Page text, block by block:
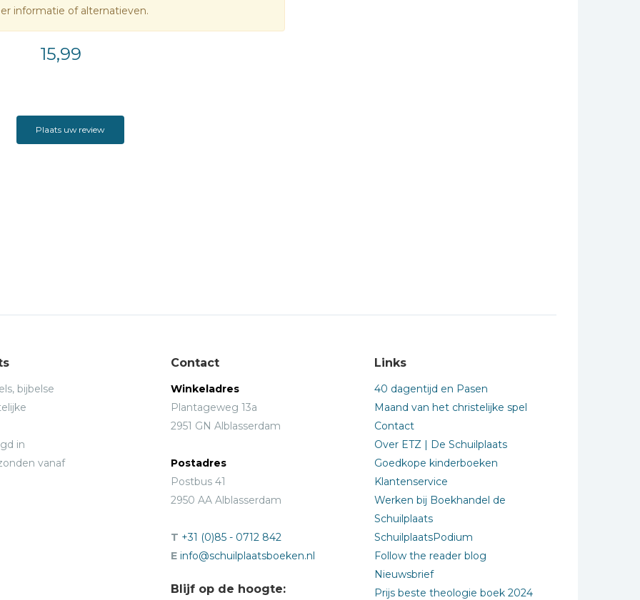
ooit.
informatie of alternatieven.
15,99
Plaats uw review
bijbelse
in
vanaf
Contact
Winkeladres
Plantageweg 13a
2951 GN Alblasserdam
Postadres
Postbus 41
2950 AA Alblasserdam
T +31 (0)85 - 0712 842
E info@schuilplaatsboeken.nl
Blijf op de hoogte:
Links
40 dagentijd en Pasen
Maand van het christelijke spel
Contact
Over ETZ | De Schuilplaats
Goedkope kinderboeken
Klantenservice
Werken bij Boekhandel de
Schuilplaats
SchuilplaatsPodium
Follow the reader blog
Nieuwsbrief
Prijs beste theologie boek 2024